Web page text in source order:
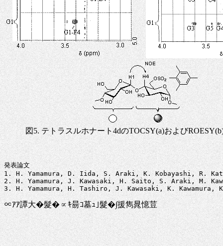
図5. テトラスルホナート4dのTOCSY(a)および
発表論文
1. H. Yamamura, D. Iida, S. Araki, K. Kobayashi, R.
2. H. Yamamura, J. Kawasaki, H. Saito, S. Araki, M.
∝ｱｱ譚大�髮�∝ｷ昜ｺ墓ｭ｣髮�∫援雋晁憶荳